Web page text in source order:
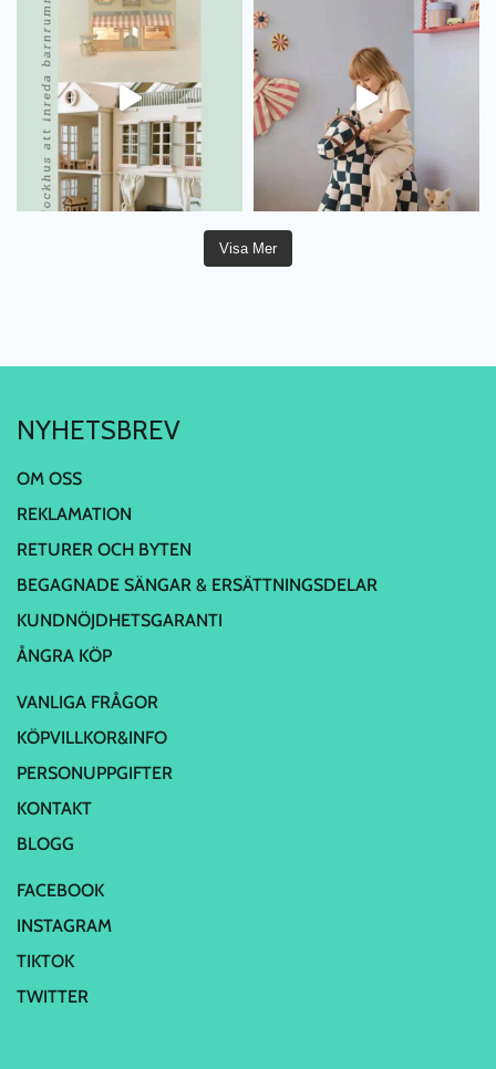
Visa Mer
NYHETSBREV
OM OSS
REKLAMATION
RETURER OCH BYTEN
BEGAGNADE SÄNGAR & ERSÄTTNINGSDELAR
KUNDNÖJDHETSGARANTI
ÅNGRA KÖP
VANLIGA FRÅGOR
KÖPVILLKOR&INFO
PERSONUPPGIFTER
KONTAKT
BLOGG
FACEBOOK
INSTAGRAM
TIKTOK
TWITTER